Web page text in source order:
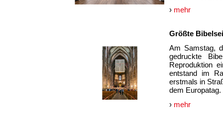
› mehr
Größte
Am Samstag,
gedruckte
Reproduktion
entstand im
erstmals in
dem Europatag.
› mehr